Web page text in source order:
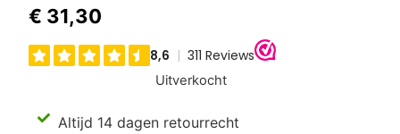
€ 31,30
Uitverkocht
Altijd 14 dagen retourrecht